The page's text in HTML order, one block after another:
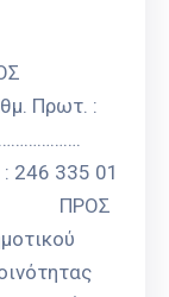
:
246 335 01